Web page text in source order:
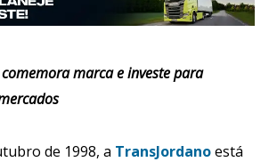
marca e investe para
de 1998, a TransJordanoestá